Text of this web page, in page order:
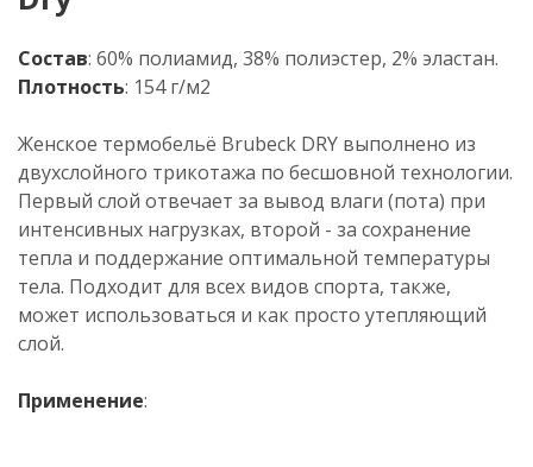
Состав: 60% полиамид, 38% полиэстер, 2% эластан.
Плотность: 154 г/м2
Женское термобельё Brubeck DRY выполнено из
двухслойного трикотажа по бесшовной технологии.
Первый слой отвечает за вывод влаги (пота) при
интенсивных нагрузках, второй - за сохранение
тепла и поддержание оптимальной температуры
тела. Подходит для всех видов спорта, также,
может использоваться и как просто утепляющий
слой.
Применение: